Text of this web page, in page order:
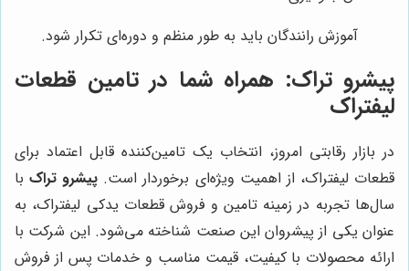
آموزش رانندگان باید به طور منظم و دوره‌ای تکرار شود.
پیشرو تراک: همراه شما در تامین قطعات
لیفتراک
در بازار رقابتی امروز، انتخاب یک تامین‌کننده قابل اعتماد برای
قطعات لیفتراک، از اهمیت ویژه‌ای برخوردار است. پیشرو تراکبا
سال‌ها تجربه در زمینه تامین و فروش قطعات یدکی لیفتراک، به
عنوان یکی از پیشروان این صنعت شناخته می‌شود. این شرکت با
ارائه محصولات با کیفیت، قیمت مناسب و خدمات پس از فروش